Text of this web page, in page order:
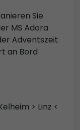
Sie
MS Adora
Adventszeit
an Bord
> Linz <